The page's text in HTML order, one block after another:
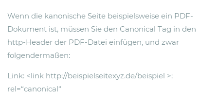
Wenn die kanonische Seite beispielsweise ein PDF-
Dokument ist, müssen Sie den Canonical Tag in den
http-Header der PDF-Datei einfügen, und zwar
folgendermaßen:
Link: <link http://beispielseitexyz.de/beispiel >;
rel=“canonical“